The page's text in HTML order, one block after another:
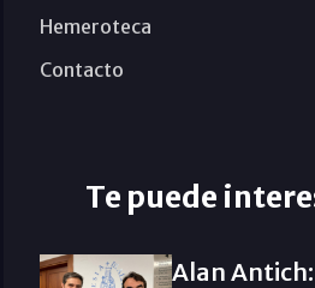
Hemeroteca
Contacto
Te puede
Alan